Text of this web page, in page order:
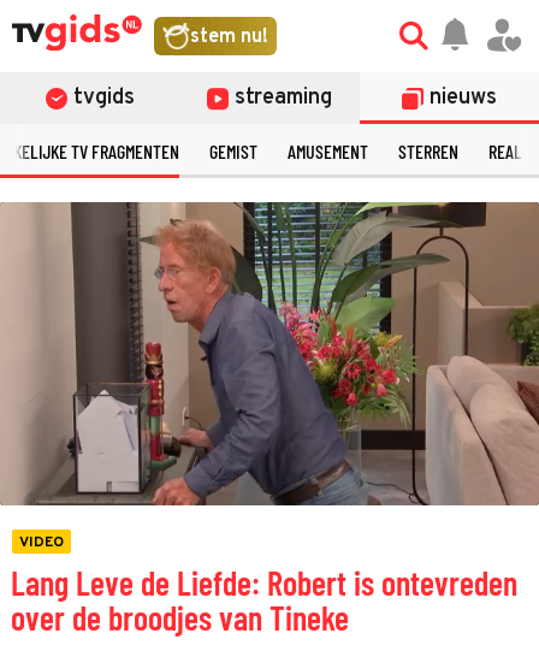
stem nu!
tvgids streaming nieuws
TV FRAGMENTEN GEMIST AMUSEMENT STERREN
©
VIDEO
Lang Leve de Liefde: Robert is ontevreden
over de broodjes van Tineke